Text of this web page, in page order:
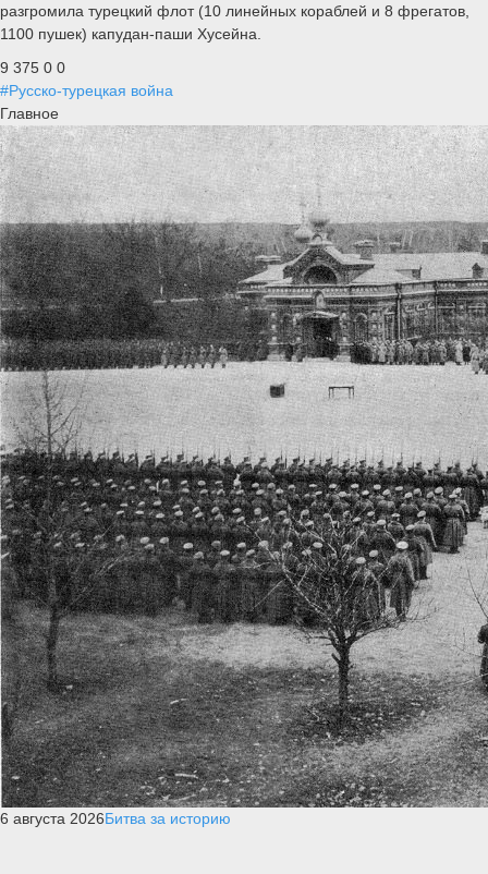
разгромила турецкий флот (10 линейных кораблей и 8 фрегатов,
1100 пушек) капудан-паши Хусейна.
9 375 0 0
#Русско-турецкая война
Главное
6 августа 2026Битва за историю